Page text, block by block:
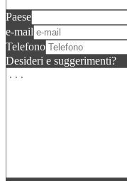
Paese
e-mail
Telefono
Desideri e suggerimenti?